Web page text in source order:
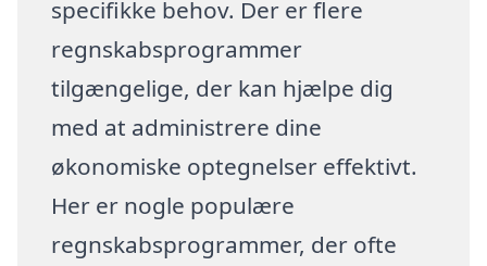
specifikke behov. Der er flere
regnskabsprogrammer
tilgængelige, der kan hjælpe dig
med at administrere dine
økonomiske optegnelser effektivt.
Her er nogle populære
regnskabsprogrammer, der ofte